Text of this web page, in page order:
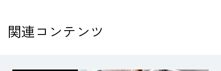
関連コンテンツ